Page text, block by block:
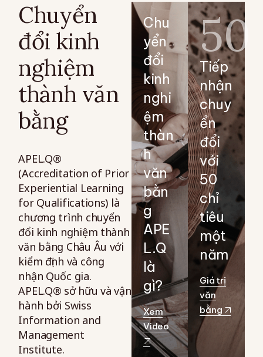
Chuyển
đổi kinh
nghiệm
thành văn
bằng
APEL.Q®
(Accreditation of Prior
Experiential Learning
for Qualifications) là
chương trình chuyển
đổi kinh nghiệm thành
văn bằng Châu Âu với
kiểm định và công
nhận Quốc gia.
APEL.Q® sở hữu và vận
hành bởi Swiss
Information and
Management
Institute.
Chu
yển
đổi
kinh
nghi
ệm
thàn
h
văn
bằn
g
APE
L.Q
là
gì?
Xem
Video
50
Tiếp
nhận
chuy
ển
đổi
với
50
chỉ
tiêu
một
năm
Giá trị
văn
bằng